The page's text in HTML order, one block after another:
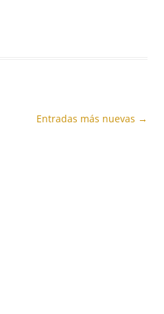
Entradas más nuevas →